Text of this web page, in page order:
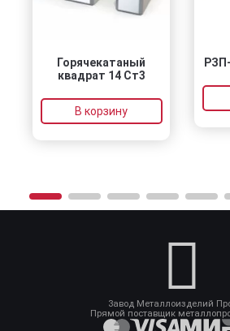
Горячекатаный
квадрат 14 Ст3
В корзину
Завод Металлоизделий
Прямой поставщик